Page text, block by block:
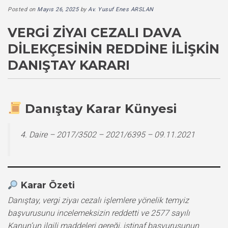
Posted on Mayıs 26, 2025byAv. Yusuf Enes ARSLAN
VERGI ZIYAI CEZALI DAVA
DILEKÇESININ REDDINE İLIŞKIN
DANIŞTAY KARARI
Danıştay Karar Künyesi
4. Daire – 2017/3502 – 2021/6395 – 09.11.2021
Karar Özeti
Danıştay, vergi ziyaı cezalı işlemlere yönelik temyiz
başvurusunu incelemeksizin reddetti ve 2577 sayılı
Kanun’un ilgili maddeleri gereği, istinaf başvurusunun